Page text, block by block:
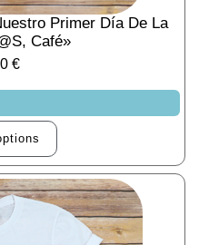
Primer Día De La
Café»
€